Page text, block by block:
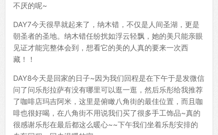
不厌的呢~
DAY7今天很早就起来了，纳木错，不仅是人间圣湖，更是
朝圣者的圣地。纳木错任纷扰如浮云轻飘，她的美只能亲眼
见证才能完整体会到，想看它的美的人真的要来一次西
藏！！
DAY8今天是回家的日子~因为我们回程是在下午于是发微信
问了问乐彤拉萨有没有哪里可以逛一逛，然后乐彤给我推荐
了咖啡店玛吉阿米，这里是俯瞰八角街的最佳位置，而且咖
啡也很好喝，在八角街不用说我们买了很多手工饰品~真的
很感谢乐彤在最后都这么暖心~~下午我们坐着乐彤安排的